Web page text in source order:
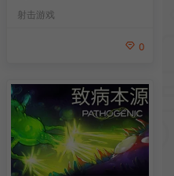
射击游戏
0